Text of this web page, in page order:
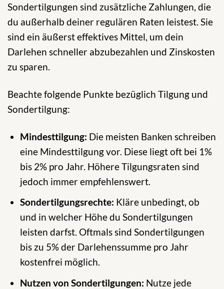
Sondertilgungen sind zusätzliche Zahlungen, die
du außerhalb deiner regulären Raten leistest. Sie
sind ein äußerst effektives Mittel, um dein
Darlehen schneller abzubezahlen und Zinskosten
zu sparen.
Beachte folgende Punkte bezüglich Tilgung und
Sondertilgung:
Mindesttilgung: Die meisten Banken schreiben
eine Mindesttilgung vor. Diese liegt oft bei 1%
bis 2% pro Jahr. Höhere Tilgungsraten sind
jedoch immer empfehlenswert.
Sondertilgungsrechte: Kläre unbedingt, ob
und in welcher Höhe du Sondertilgungen
leisten darfst. Oftmals sind Sondertilgungen
bis zu 5% der Darlehenssumme pro Jahr
kostenfrei möglich.
Nutzen von Sondertilgungen: Nutze jede